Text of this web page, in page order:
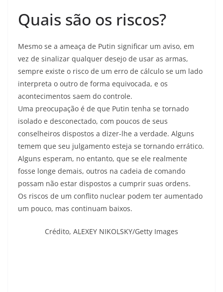
Quais são os riscos?
Mesmo se a ameaça de Putin significar um aviso, em
vez de sinalizar qualquer desejo de usar as armas,
sempre existe o risco de um erro de cálculo se um lado
interpreta o outro de forma equivocada, e os
acontecimentos saem do controle.
Uma preocupação é de que Putin tenha se tornado
isolado e desconectado, com poucos de seus
conselheiros dispostos a dizer-lhe a verdade. Alguns
temem que seu julgamento esteja se tornando errático.
Alguns esperam, no entanto, que se ele realmente
fosse longe demais, outros na cadeia de comando
possam não estar dispostos a cumprir suas ordens.
Os riscos de um conflito nuclear podem ter aumentado
um pouco, mas continuam baixos.
Crédito, ALEXEY NIKOLSKY/Getty Images